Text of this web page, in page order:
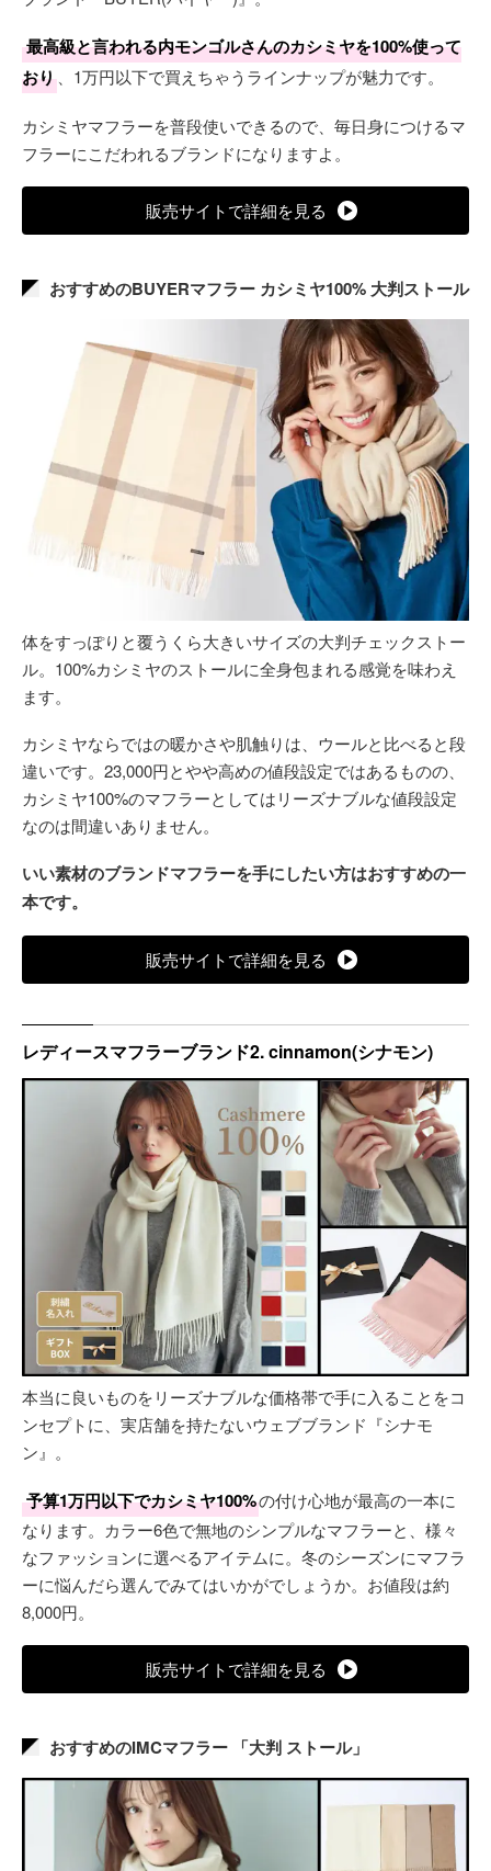
Valentino （ヴァレンティノ）
BALENCIAGA （バレンシアガ）
最高級と言われる内モンゴルさんのカシミヤを100%使って
おり 、1万円以下で買えちゃうラインナップが魅力です。
カシミヤマフラーを普段使いできるので、毎日身につけるマ
フラーにこだわれるブランドになりますよ。
販売サイトで詳細を見る
おすすめのBUYERマフラー カシミヤ100% 大判ストール
体をすっぽりと覆うくら大きいサイズの大判チェックストー
ル。100%カシミヤのストールに全身包まれる感覚を味わえ
ます。
カシミヤならではの暖かさや肌触りは、ウールと比べると段
違いです。23,000円とやや高めの値段設定ではあるものの、
カシミヤ100%のマフラーとしてはリーズナブルな値段設定
なのは間違いありません。
いい素材のブランドマフラーを手にしたい方はおすすめの一
本です。
販売サイトで詳細を見る
レディースマフラーブランド2. cinnamon(シナモン)
本当に良いものをリーズナブルな価格帯で手に入ることをコ
ンセプトに、実店舗を持たないウェブブランド『シナモ
ン』。
予算1万円以下でカシミヤ100%の付け心地が最高の一本に
なります。カラー6色で無地のシンプルなマフラーと、様々
なファッションに選べるアイテムに。冬のシーズンにマフラ
ーに悩んだら選んでみてはいかがでしょうか。お値段は約
8,000円。
販売サイトで詳細を見る
おすすめのIMCマフラー 「大判 ストール」